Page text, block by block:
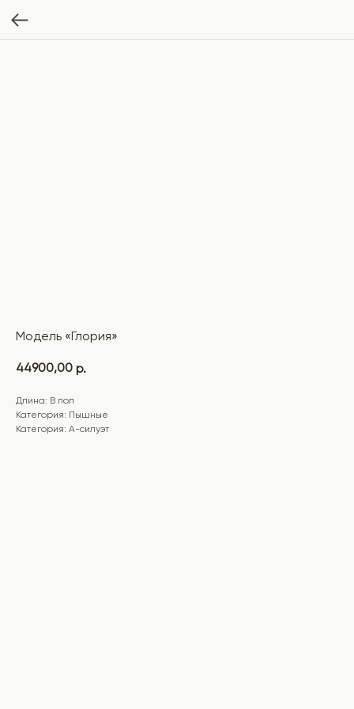
Модель «Глория»
44900,00 р.
Длина: В пол
Категория: Пышные
Категория: А-силуэт